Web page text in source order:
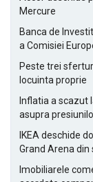
Mercure
Banca de
a Comisiei
Peste trei
locuinta proprie
Inflatia a scazut
asupra
IKEA deschide
Grand Arena din
Imobiliarele